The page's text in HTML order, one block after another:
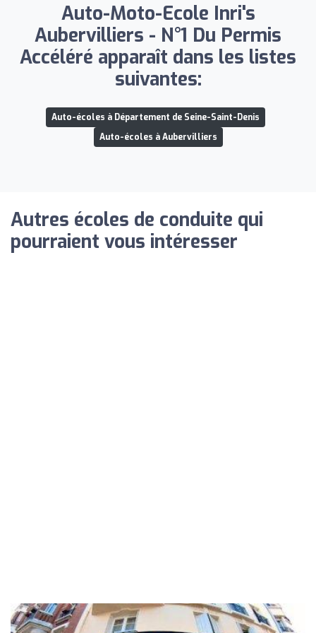
Auto-Moto-Ecole Inri's
Aubervilliers - N°1 Du Permis
Accéléré apparaît dans les listes
suivantes:
Auto-écoles à Département de Seine-Saint-Denis
Auto-écoles à Aubervilliers
Autres écoles de conduite qui
pourraient vous intéresser